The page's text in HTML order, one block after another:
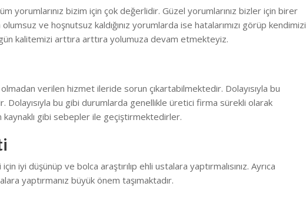
yorumlarınız bizim için çok değerlidir. Güzel yorumlarınız bizler için birer
olumsuz ve hoşnutsuz kaldığınız yorumlarda ise hatalarımızı görüp kendimizi
kalitemizi arttıra arttıra yolumuza devam etmekteyiz.
verilen hizmet ileride sorun çıkartabilmektedir. Dolayısıyla bu
Dolayısıyla bu gibi durumlarda genellikle üretici firma sürekli olarak
gibi sebepler ile geçiştirmektedirler.
iyi düşünüp ve bolca araştırılıp ehli ustalara yaptırmalısınız. Ayrıca
yaptırmanız büyük önem taşımaktadır.